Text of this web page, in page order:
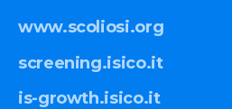
www.scoliosi.org
screening.isico.it
is-growth.isico.it